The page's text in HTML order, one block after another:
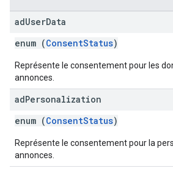
adUserData
enum (ConsentStatus)
Représente le consentement pour les
annonces.
adPersonalization
enum (ConsentStatus)
Représente le consentement pour la
annonces.